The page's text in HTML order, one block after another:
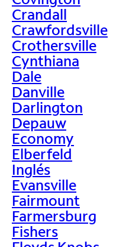
Crandall
Crawfordsville
Crothersville
Cynthiana
Dale
Danville
Darlington
Depauw
Economy
Elberfeld
Inglés
Evansville
Fairmount
Farmersburg
Fishers